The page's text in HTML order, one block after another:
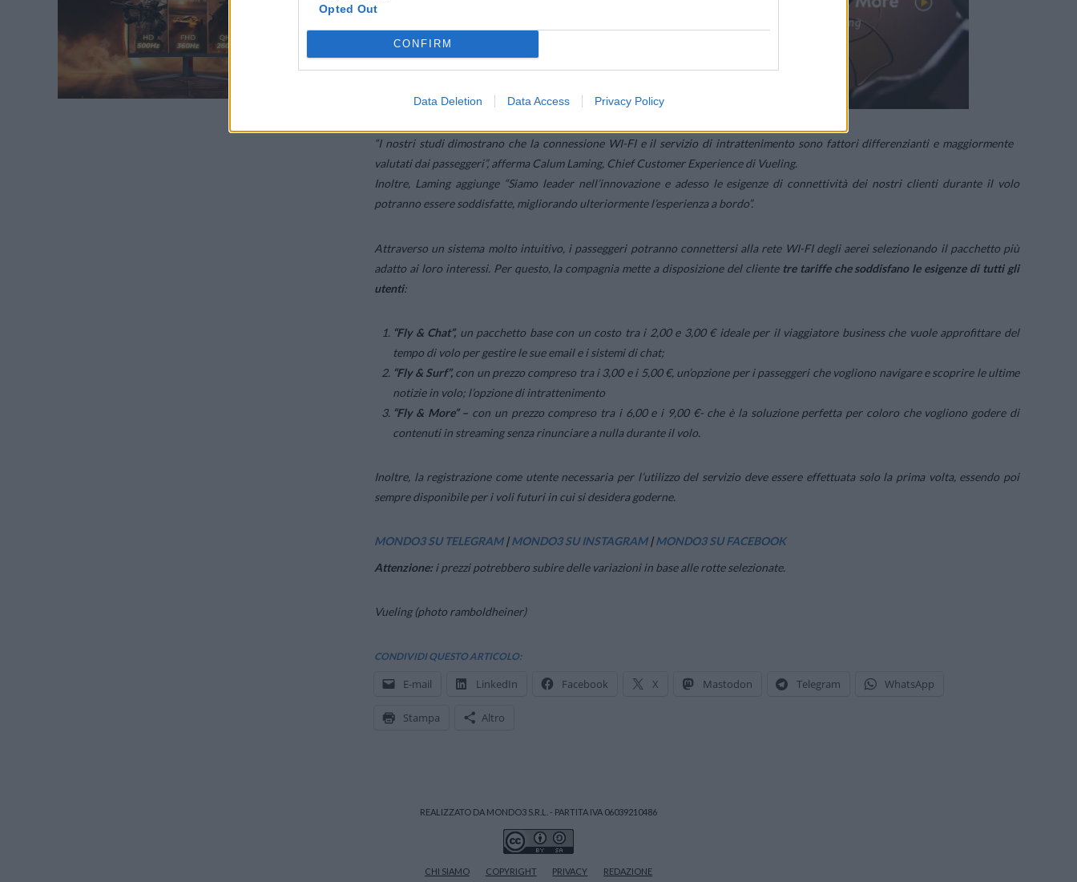
Opted Out
CONFIRM
Data Deletion Data Access Privacy Policy
“I nostri studi dimostrano che la connessione WI-FI e il servizio di intrattenimento sono fattori differenzianti e maggiormente
valutati dai passeggeri”,afferma Calum Laming, Chief Customer Experience di Vueling.
Inoltre, Laming aggiunge “Siamo leader nell’innovazione e adesso le esigenze di connettività dei nostri clienti durante il volo
potranno essere soddisfatte, migliorando ulteriormente l’esperienza a bordo”.
Attraverso un sistema molto intuitivo, i passeggeri potranno connettersi alla rete WI-FI degli aerei selezionando il pacchetto più
adatto ai loro interessi. Per questo, la compagnia mette a disposizione del cliente tre tariffe che soddisfano le esigenze di tutti gli
utenti:
“Fly & Chat”, un pacchetto base con un costo tra i 2,00 e 3,00 € ideale per il viaggiatore business che vuole approfittare del
tempo di volo per gestire le sue email e i sistemi di chat;
“Fly & Surf”, con un prezzo compreso tra i 3,00 e i 5,00 €, un’opzione per i passeggeri che vogliono navigare e scoprire le ultime
notizie in volo; l’opzione di intrattenimento
“Fly & More” – con un prezzo compreso tra i 6,00 e i 9,00 €- che è la soluzione perfetta per coloro che vogliono godere di
contenuti in streaming senza rinunciare a nulla durante il volo.
Inoltre, la registrazione come utente necessaria per l’utilizzo del servizio deve essere effettuata solo la prima volta, essendo poi
sempre disponibile per i voli futuri in cui si desidera goderne.
MONDO3 SU TELEGRAM|MONDO3 SU INSTAGRAM|MONDO3 SU FACEBOOK
Attenzione: i prezzi potrebbero subire delle variazioni in base alle rotte selezionate.
Vueling (photo ramboldheiner)
CONDIVIDI QUESTO ARTICOLO:
E-mail LinkedIn Facebook X Mastodon Telegram WhatsApp
Stampa Altro
REALIZZATO DA MONDO3 S.R.L. - PARTITA IVA 06039210486
CHI SIAMO COPYRIGHT PRIVACY REDAZIONE